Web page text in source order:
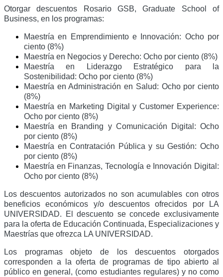
Otorgar descuentos Rosario GSB, Graduate School of
Business, en los programas:
Maestría en Emprendimiento e Innovación: Ocho por
ciento (8%)
Maestría en Negocios y Derecho: Ocho por ciento (8%)
Maestría en Liderazgo Estratégico para la
Sostenibilidad: Ocho por ciento (8%)
Maestría en Administración en Salud: Ocho por ciento
(8%)
Maestría en Marketing Digital y Customer Experience:
Ocho por ciento (8%)
Maestría en Branding y Comunicación Digital: Ocho
por ciento (8%)
Maestría en Contratación Pública y su Gestión: Ocho
por ciento (8%)
Maestría en Finanzas, Tecnología e Innovación Digital:
Ocho por ciento (8%)
Los descuentos autorizados no son acumulables con otros
beneficios económicos y/o descuentos ofrecidos por LA
UNIVERSIDAD. El descuento se concede exclusivamente
para la oferta de Educación Continuada, Especializaciones y
Maestrías que ofrezca LA UNIVERSIDAD.
Los programas objeto de los descuentos otorgados
corresponden a la oferta de programas de tipo abierto al
público en general, (como estudiantes regulares) y no como